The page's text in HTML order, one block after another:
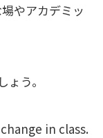
やアカデミッ
う。
in class.